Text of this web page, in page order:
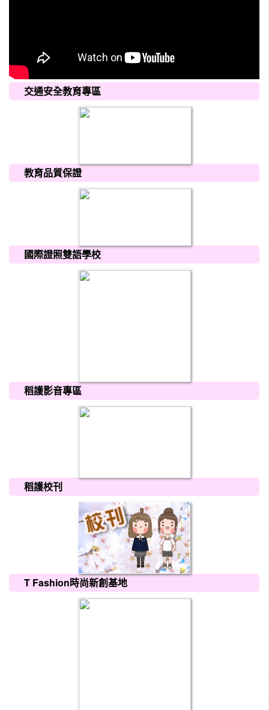
交通安全教育專區
教育品質保證
國際證照雙語學校
稻護影音專區
稻護校刊
T Fashion時尚新創基地